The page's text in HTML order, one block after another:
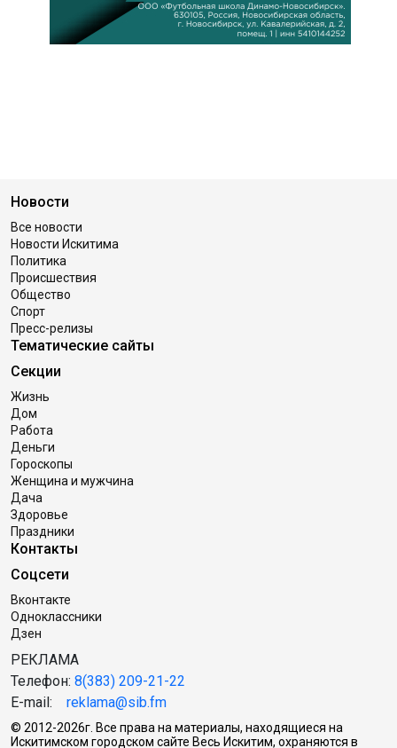
Новости
Все новости
Новости Искитима
Политика
Происшествия
Общество
Спорт
Пресс-релизы
Тематические сайты
Секции
Жизнь
Дом
Работа
Деньги
Гороскопы
Женщина и мужчина
Дача
Здоровье
Праздники
Контакты
Соцсети
Вконтакте
Одноклассники
Дзен
РЕКЛАМА
Телефон: 8(383) 209-21-22
E-mail: reklama@sib.fm
© 2012-2026г. Все права на материалы, находящиеся на
Искитимском городском сайте Весь Искитим, охраняются в